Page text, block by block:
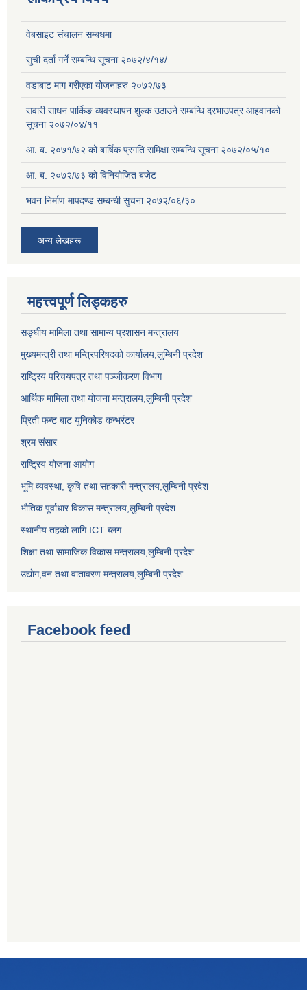
वेबसाइट संचालन सम्बधमा
सुची दर्ता गर्ने सम्बन्धि सूचना २०७२/४/१४/
वडाबाट माग गरीएका योजनाहरु २०७२/७३
सवारी साधन पार्किङ व्यवस्थापन शुल्क उठाउने सम्बन्धि दरभाउपत्र आहवानको
सूचना २०७२/०४/११
आ. ब. २०७१/७२ को बार्षिक प्रगति समिक्षा सम्बन्धि सूचना २०७२/०५/१०
आ. ब. २०७२/७३ को विनियोजित बजेट
भवन निर्माण मापदण्ड सम्बन्धी सुचना २०७२/०६/३०
अन्य लेखहरू
महत्त्वपूर्ण लिड्कहरु
सङ्‍घीय मामिला तथा सामान्य प्रशासन मन्त्रालय
मुख्यमन्त्री तथा मन्त्रिपरिषदको कार्यालय,लुम्बिनी प्रदेश
राष्ट्रिय परिचयपत्र तथा पञ्जीकरण विभाग
आर्थिक मामिला तथा योजना मन्त्रालय,लुम्बिनी प्रदेश
प्रिती फन्ट बाट युनिकोड कन्भर्रटर
श्रम संसार
राष्ट्रिय योजना आयोग
भूमि व्यवस्था, कृषि तथा सहकारी मन्त्रालय,लुम्बिनी प्रदेश
भौतिक पूर्वाधार विकास मन्त्रालय,लुम्बिनी प्रदेश
स्थानीय तहको लागि ICT ब्लग
शिक्षा तथा सामाजिक विकास मन्त्रालय,लुम्बिनी प्रदेश
उद्याेग,वन तथा वातावरण मन्त्रालय,लुम्बिनी प्रदेश
Facebook feed